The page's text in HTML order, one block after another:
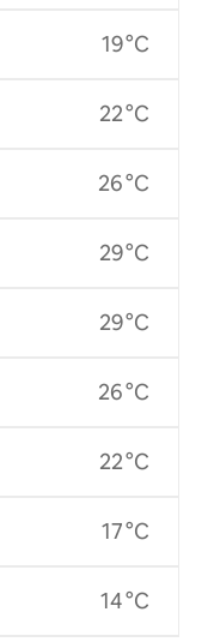
19 °C
22 °C
26 °C
29 °C
29 °C
26 °C
22 °C
17 °C
14 °C